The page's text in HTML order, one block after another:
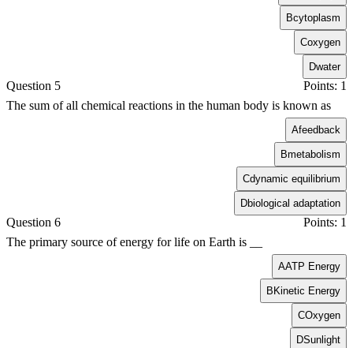
Bcytoplasm
Coxygen
Dwater
Question 5
Points: 1
The sum of all chemical reactions in the human body is known as
Afeedback
Bmetabolism
Cdynamic equilibrium
Dbiological adaptation
Question 6
Points: 1
The primary source of energy for life on Earth is __
AATP Energy
BKinetic Energy
COxygen
DSunlight